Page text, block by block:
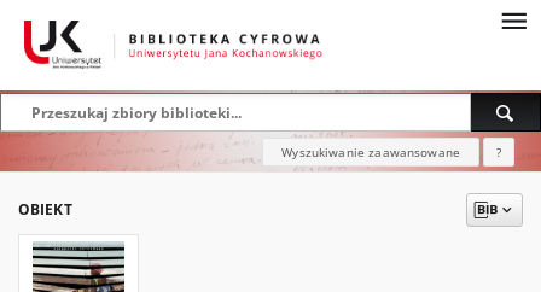
Wyszukiwanie zaawansowane ?
OBIEKT